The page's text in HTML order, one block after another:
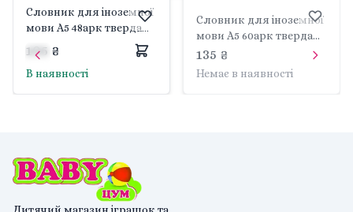
Cловник для іноземної
мови А5 48арк тверда
обкладинка K20-356-1
kite
105 ₴
В наявності
Cловник для іноземної
мови А5 60арк тверда
обкладинка K23-407-2
kite
135 ₴
Немає в наявності